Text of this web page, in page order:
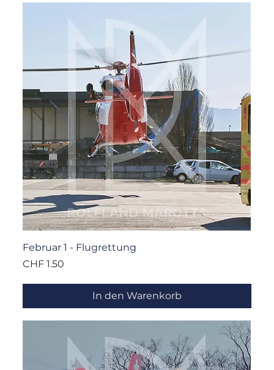
Februar 1 - Flugrettung
Preis
CHF 1.50
In den Warenkorb